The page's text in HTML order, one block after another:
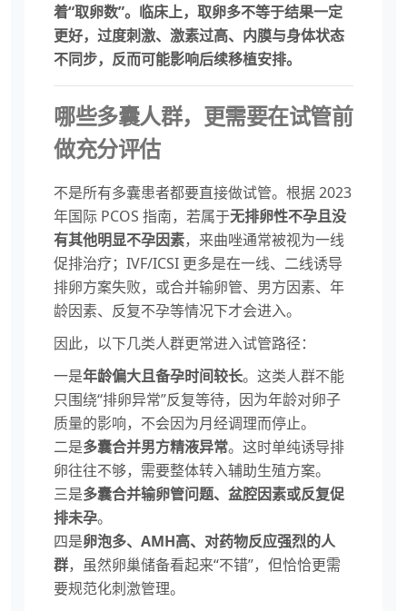
着“取卵数”。临床上，取卵多不等于结果一定
更好，过度刺激、激素过高、内膜与身体状态
不同步，反而可能影响后续移植安排。
哪些多囊人群，更需要在试管前
做充分评估
不是所有多囊患者都要直接做试管。根据 2023
年国际 PCOS 指南，若属于无排卵性不孕且没
有其他明显不孕因素，来曲唑通常被视为一线
促排治疗；IVF/ICSI 更多是在一线、二线诱导
排卵方案失败，或合并输卵管、男方因素、年
龄因素、反复不孕等情况下才会进入。
因此，以下几类人群更常进入试管路径：
一是年龄偏大且备孕时间较长。这类人群不能
只围绕“排卵异常”反复等待，因为年龄对卵子
质量的影响，不会因为月经调理而停止。
二是多囊合并男方精液异常。这时单纯诱导排
卵往往不够，需要整体转入辅助生殖方案。
三是多囊合并输卵管问题、盆腔因素或反复促
排未孕。
四是卵泡多、AMH高、对药物反应强烈的人
群，虽然卵巢储备看起来“不错”，但恰恰更需
要规范化刺激管理。